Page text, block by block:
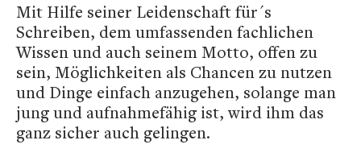
Mit Hilfe seiner Leidenschaft für´s
Schreiben, dem umfassenden fachlichen
Wissen und auch seinem Motto, offen zu
sein, Möglichkeiten als Chancen zu nutzen
und Dinge einfach anzugehen, solange man
jung und aufnahmefähig ist, wird ihm das
ganz sicher auch gelingen.